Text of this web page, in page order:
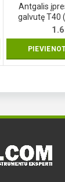
Antgalis
galvutę T40